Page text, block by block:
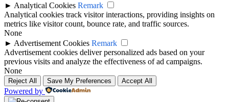
► Analytical Cookies Remark
Analytical cookies track visitor interactions, providing insights on
metrics like visitor count, bounce rate, and traffic sources.
None
► Advertisement Cookies Remark
Advertisement cookies deliver personalized ads based on your
previous visits and analyze the effectiveness of ad campaigns.
None
Reject All Save My Preferences Accept All
Powered by